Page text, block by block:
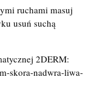
ruchami masuj
usuń suchą
2DERM:
skora-nadwra-liwa-